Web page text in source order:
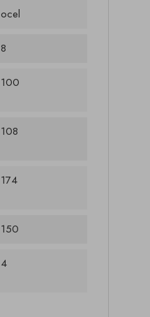
ocel
8
100
108
174
150
4